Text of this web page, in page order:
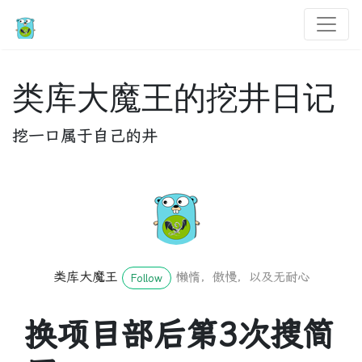
类库大魔王的挖井日记
挖一口属于自己的井
类库大魔王 Follow 懒惰，傲慢，以及无耐心
换项目部后第3次搜简